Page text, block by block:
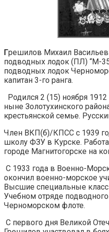
Грешилов Михаил
подводных лодок (ПЛ) “М-
подводных лодок
капитан 3-го ранга.
Родился 2 (15) ноября
ныне Золотухинского
крестьянской семье.
Член ВКП(б)/КПСС с 1939
школу ФЗУ в Курске.
городе Магнитогорске на
С 1933 года в Военно-
окончил военно-морское
Высшие специальные
Учебном отряде
Черноморском флоте.
С первого дня Великой